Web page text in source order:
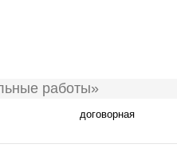
работы»
договорная